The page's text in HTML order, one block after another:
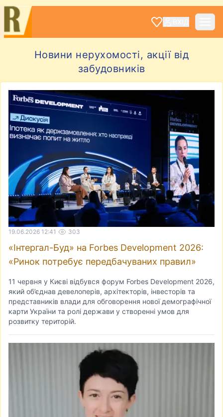
Новини нерухомості, акції від
забудовників
19.06.2026 12:41 303
«Інтергал-Буд» на Forbes Development 2026:
«Ринок потребує передбачуваних правил»
11 червня у Києві відбувся форум Forbes Development 2026,
який об’єднав девелоперів, архітекторів, інвесторів та
представників влади для обговорення нової демографічної
карти України та ролі держави у створенні умов для
розвитку територій.